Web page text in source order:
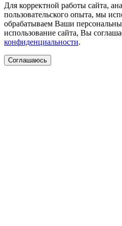
Для корректной работы сайта,
пользовательского опыта, мы
обрабатываем Ваши
использование сайта, Вы
конфиденциальности.
Соглашаюсь